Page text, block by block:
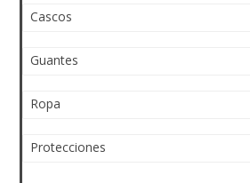
Cascos
Guantes
Ropa
Protecciones